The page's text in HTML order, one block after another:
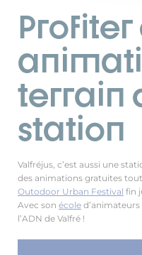
Profiter
terrain
station
Valfréjus, c’est aussi une
des animations gratuites
Outodoor Urban Festival fin
Avec son école d’animateurs
l’ADN de Valfré !